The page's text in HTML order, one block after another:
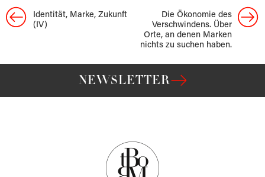
Identität, Marke, Zukunft
(IV)
Die Ökonomie des
Verschwindens. Über
Orte, an denen Marken
nichts zu suchen haben.
NEWSLETTER